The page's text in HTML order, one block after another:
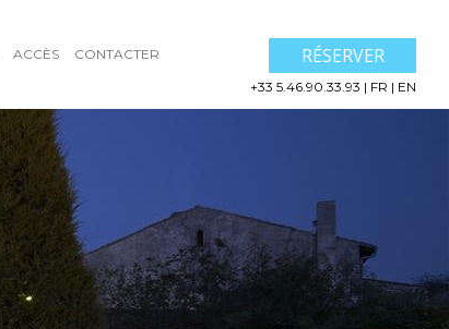
ACCÈS CONTACTER RÉSERVER
+33 5.46.90.33.93 | FR | EN